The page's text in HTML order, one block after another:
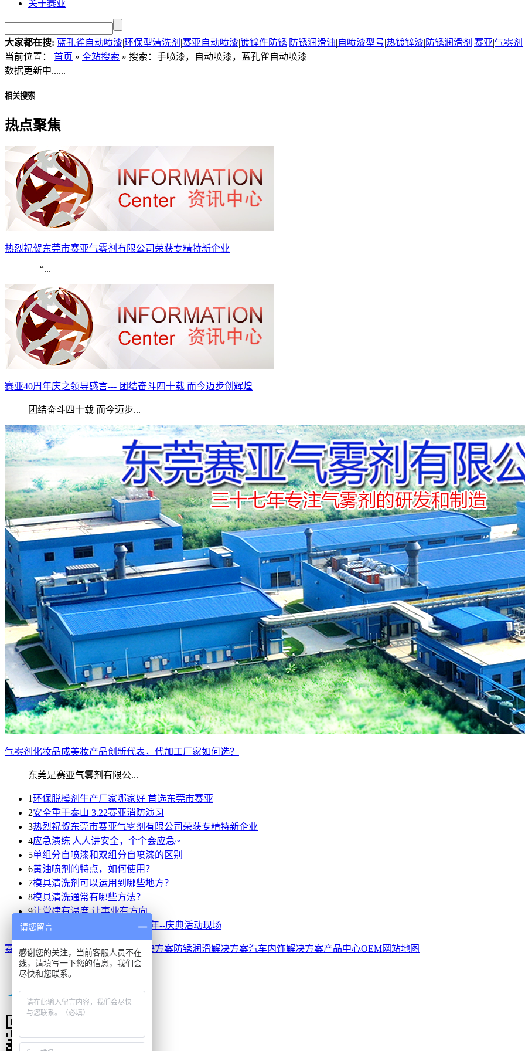
关于赛亚
大家都在搜: 蓝孔雀自动喷漆|环保型清洗剂 |赛亚自动喷漆|镀锌件防锈| 防锈润滑油|自喷漆型号|热镀锌漆| 防锈润滑剂 |赛亚|气雾剂
当前位置：
首页 » 全站搜索 » 搜索：手喷漆，自动喷漆，蓝孔雀自动喷漆
数据更新中......
相关搜索
热点聚焦
热烈祝贺东莞市赛亚气雾剂有限公司荣获专精特新企业
“...
赛亚40周年庆之领导感言--- 团结奋斗四十载 而今迈步创辉煌
团结奋斗四十载 而今迈步...
气雾剂化妆品成美妆产品创新代表，代加工厂家如何选？
东莞是赛亚气雾剂有限公...
1环保脱模剂生产厂家哪家好 首选东莞市赛亚
2安全重于泰山 3.22赛亚消防演习
3热烈祝贺东莞市赛亚气雾剂有限公司荣获专精特新企业
4应急演练|人人讲安全，个个会应急~
5单组分自喷漆和双组分自喷漆的区别
6黄油喷剂的特点，如何使用？
7模具清洗剂可以运用到哪些地方？
8模具清洗通常有哪些方法？
9让党建有温度 让事业有方向
10热烈庆祝赛亚公司成立40周年--庆典活动现场
赛亚首页镀锌自喷漆修补漆定制解决方案防锈润滑解决方案汽车内饰解决方案产品中心OEM网站地图
请您留言
感谢您的关注，当前客服人员不在
线，请填写一下您的信息，我们会
尽快和您联系。